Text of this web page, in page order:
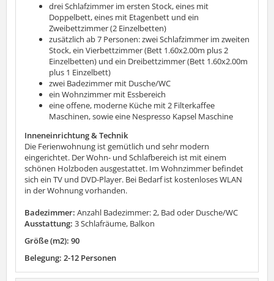
drei Schlafzimmer im ersten Stock, eines mit
Doppelbett, eines mit Etagenbett und ein
Zweibettzimmer (2 Einzelbetten)
zusätzlich ab 7 Personen: zwei Schlafzimmer im zweiten
Stock, ein Vierbettzimmer (Bett 1.60x2.00m plus 2
Einzelbetten) und ein Dreibettzimmer (Bett 1.60x2.00m
plus 1 Einzelbett)
zwei Badezimmer mit Dusche/WC
ein Wohnzimmer mit Essbereich
eine offene, moderne Küche mit 2 Filterkaffee
Maschinen, sowie eine Nespresso Kapsel Maschine
Inneneinrichtung & Technik
Die Ferienwohnung ist gemütlich und sehr modern
eingerichtet. Der Wohn- und Schlafbereich ist mit einem
schönen Holzboden ausgestattet. Im Wohnzimmer befindet
sich ein TV und DVD-Player. Bei Bedarf ist kostenloses WLAN
in der Wohnung vorhanden.
Badezimmer: Anzahl Badezimmer: 2, Bad oder Dusche/WC
Ausstattung: 3 Schlafräume, Balkon
Größe (m2): 90
Belegung: 2-12 Personen